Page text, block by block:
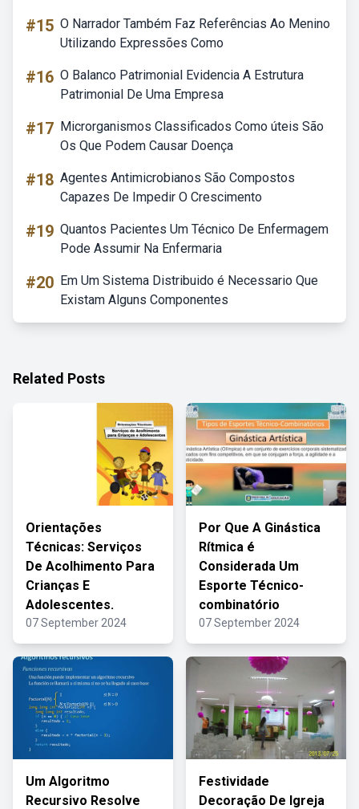
#15 O Narrador Também Faz Referências Ao Menino
Utilizando Expressões Como
#16 O Balanco Patrimonial Evidencia A Estrutura
Patrimonial De Uma Empresa
#17 Microrganismos Classificados Como úteis São
Os Que Podem Causar Doença
#18 Agentes Antimicrobianos São Compostos
Capazes De Impedir O Crescimento
#19 Quantos Pacientes Um Técnico De Enfermagem
Pode Assumir Na Enfermaria
#20 Em Um Sistema Distribuido é Necessario Que
Existam Alguns Componentes
Related Posts
Orientações
Técnicas: Serviços
De Acolhimento Para
Crianças E
Adolescentes.
07 September 2024
Por Que A Ginástica
Rítmica é
Considerada Um
Esporte Técnico-
combinatório
07 September 2024
Um Algoritmo
Recursivo Resolve
Festividade
Decoração De Igreja